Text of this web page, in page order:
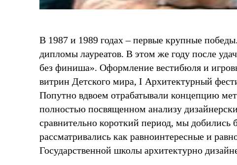
В 1987 и 1989 годах – первые крупные
дипломы лауреатов. В этом же году после
без финиша». Оформление вестибюля и
витрин Детского мира, I Архитектурный
Попутно вдвоем отрабатывали концепцию
полностью посвященном анализу
сравнительно короткий период, мы
рассматривались как равноинтересные и
Государственной школы архитектурно